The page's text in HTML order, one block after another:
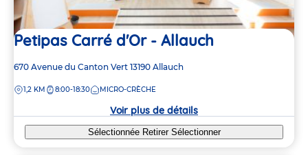
Petipas Carré d'Or - Allauch
Adresse
la
670 Avenue du Canton Vert 13190 Allauch
DISTANCE
1,2 KM 8:00-18:30 MICRO-CRÈCHE
Voir plus de détails
Sélectionnée Retirer Sélectionner